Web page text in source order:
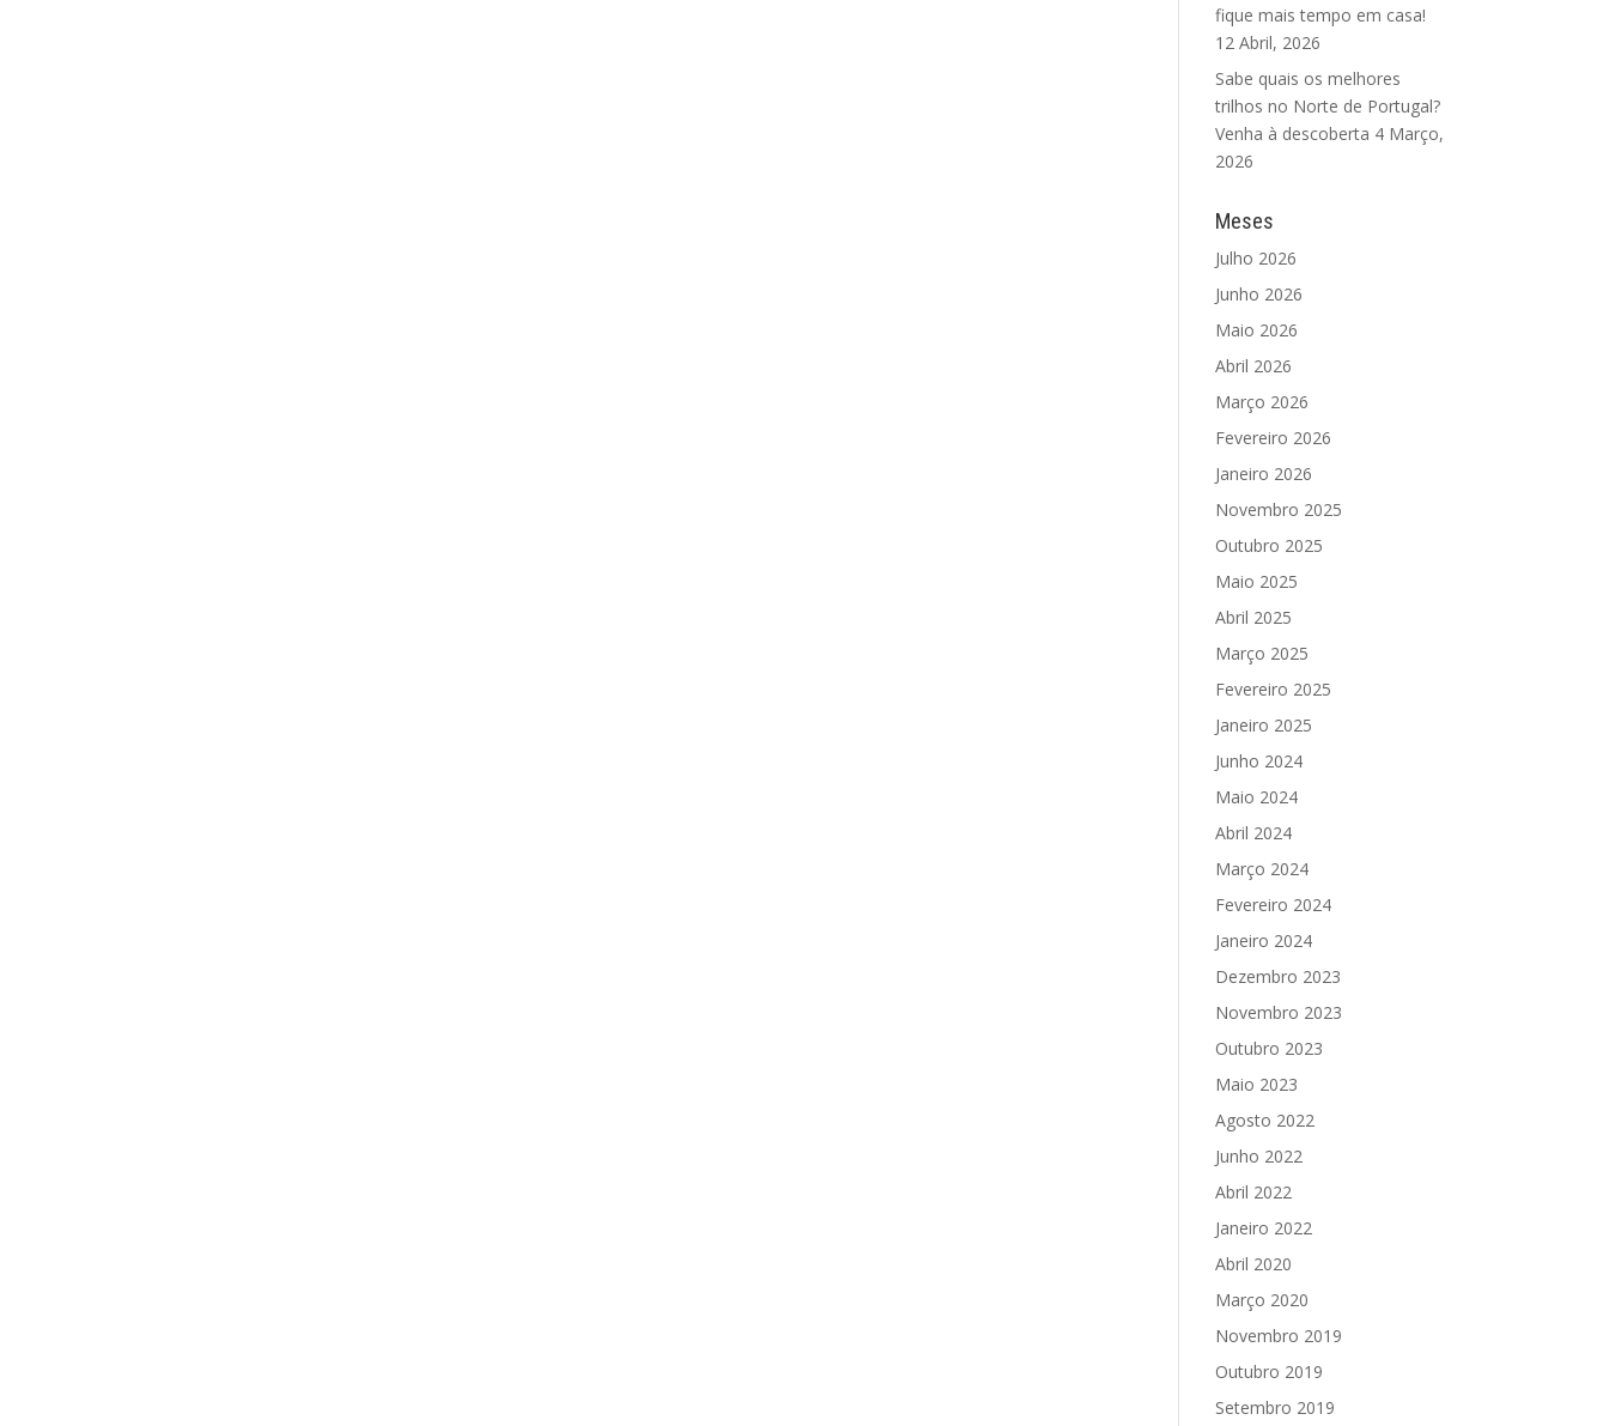
fique mais tempo em casa!
12 Abril, 2026
Sabe quais os melhores
trilhos no Norte de Portugal?
Venha à descoberta 4 Março,
2026
Meses
Julho 2026
Junho 2026
Maio 2026
Abril 2026
Março 2026
Fevereiro 2026
Janeiro 2026
Novembro 2025
Outubro 2025
Maio 2025
Abril 2025
Março 2025
Fevereiro 2025
Janeiro 2025
Junho 2024
Maio 2024
Abril 2024
Março 2024
Fevereiro 2024
Janeiro 2024
Dezembro 2023
Novembro 2023
Outubro 2023
Maio 2023
Agosto 2022
Junho 2022
Abril 2022
Janeiro 2022
Abril 2020
Março 2020
Novembro 2019
Outubro 2019
Setembro 2019